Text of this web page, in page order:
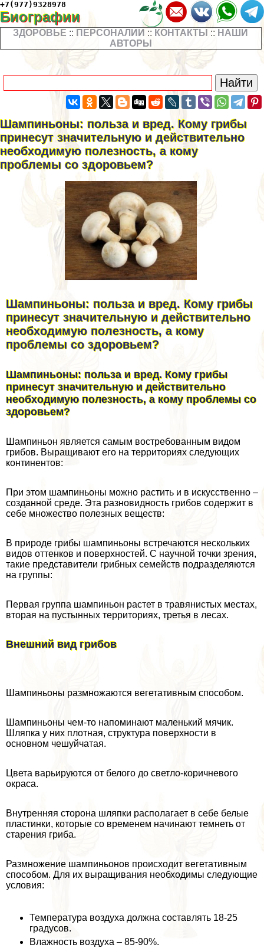
+7(977)9328978
Биографии
ЗДОРОВЬЕ :: ПЕРСОНАЛИИ :: КОНТАКТЫ :: НАШИ
АВТОРЫ
Шампиньоны: польза и вред. Кому грибы
принесут значительную и действительно
необходимую полезность, а кому
проблемы со здоровьем?
Шампиньоны: польза и вред. Кому грибы
принесут значительную и действительно
необходимую полезность, а кому
проблемы со здоровьем?
Шампиньоны: польза и вред. Кому грибы
принесут значительную и действительно
необходимую полезность, а кому проблемы со
здоровьем?
Шампиньон является самым востребованным видом
грибов. Выращивают его на территориях следующих
континентов:
При этом шампиньоны можно растить и в искусственно –
созданной среде. Эта разновидность грибов содержит в
себе множество полезных веществ:
В природе грибы шампиньоны встречаются нескольких
видов оттенков и поверхностей. С научной точки зрения,
такие представители грибных семейств подразделяются
на группы:
Первая группа шампиньон растет в травянистых местах,
вторая на пустынных территориях, третья в лесах.
Внешний вид грибов
Шампиньоны размножаются вегетативным способом.
Шампиньоны чем-то напоминают маленький мячик.
Шляпка у них плотная, структура поверхности в
основном чешуйчатая.
Цвета варьируются от белого до светло-коричневого
окраса.
Внутренняя сторона шляпки располагает в себе белые
пластинки, которые со временем начинают темнеть от
старения гриба.
Размножение шампиньонов происходит вегетативным
способом. Для их выращивания необходимы следующие
условия:
Температура воздуха должна составлять 18-25
градусов.
Влажность воздуха – 85-90%.